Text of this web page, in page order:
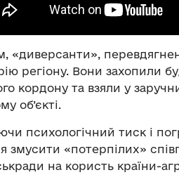
«диверсанти»,
регіону. Вони захопили
кордону та взяли у
об’єкті.
психологічний тиск і
змусити «потерпілих»
на користь країни-